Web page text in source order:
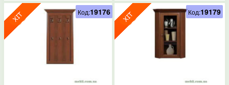
Код:19176 Код:19179